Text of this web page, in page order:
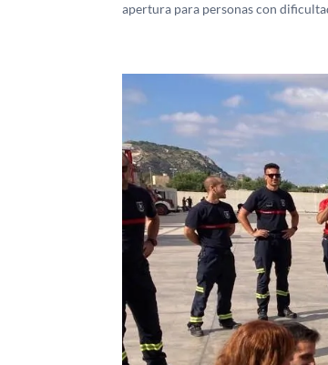
apertura para personas con